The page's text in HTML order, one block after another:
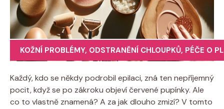
KOŽNÍ PROBLÉMY, ODSTRANĚNÍ CHLOUPKŮ, PÉČE O
Každý, kdo se někdy ‍podrobil epilaci, zná ten nepříjemný
pocit, když se po zákroku objeví červené‍ pupínky. Ale
co to ‍vlastně znamená? ​A za jak dlouho‌ zmizí? V tomto